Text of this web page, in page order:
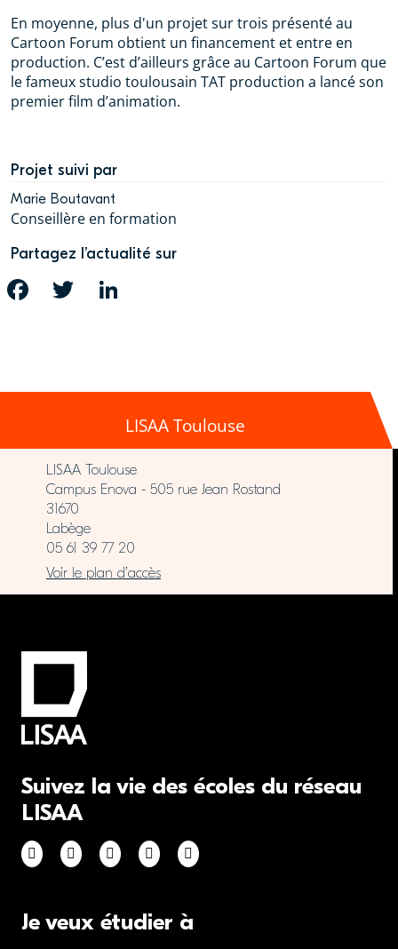
En moyenne, plus d'un projet sur trois présenté au
Cartoon Forum obtient un financement et entre en
production. C’est d’ailleurs grâce au Cartoon Forum que
le fameux studio toulousain TAT production a lancé son
premier film d’animation.
Projet suivi par
Marie Boutavant
Conseillère en formation
Partagez l’actualité sur
FACEBOOK TWITTER
LISAA Toulouse
LISAA Toulouse
Campus Enova - 505 rue Jean Rostand
31670
Labège
05 61 39 77 20
Voir le plan d’accès
Suivez la vie des écoles du réseau
LISAA
Je veux étudier à